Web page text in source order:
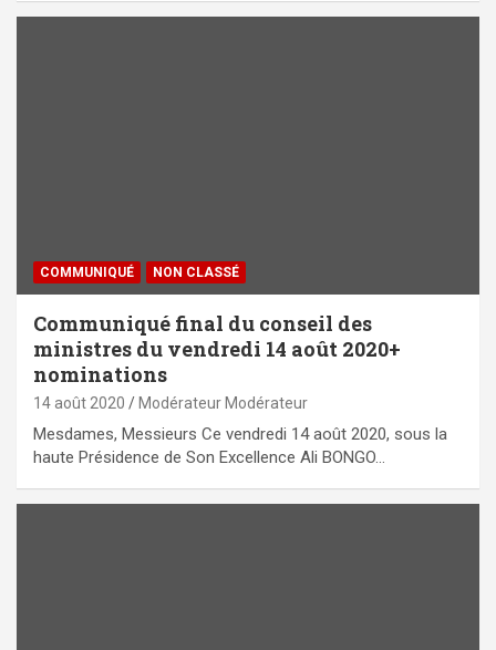
COMMUNIQUÉ NON CLASSÉ
Communiqué final du conseil des
ministres du vendredi 14 août 2020+
nominations
14 août 2020 Modérateur Modérateur
Mesdames, Messieurs Ce vendredi 14 août 2020, sous la
haute Présidence de Son Excellence Ali BONGO…